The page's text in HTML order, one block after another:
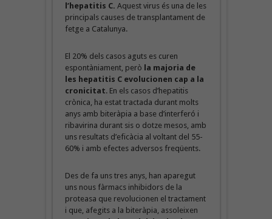
l’hepatitis C. Aquest virus és una de les
principals causes de transplantament de
fetge a Catalunya.
El 20% dels casos aguts es curen
espontàniament, però la majoria de
les hepatitis C evolucionen cap a la
cronicitat. En els casos d’hepatitis
crònica, ha estat tractada durant molts
anys amb biteràpia a base d’interferó i
ribavirina durant sis o dotze mesos, amb
uns resultats d’eficàcia al voltant del 55-
60% i amb efectes adversos freqüents.
Des de fa uns tres anys, han aparegut
uns nous fàrmacs inhibidors de la
proteasa que revolucionen el tractament
i que, afegits a la biteràpia, assoleixen